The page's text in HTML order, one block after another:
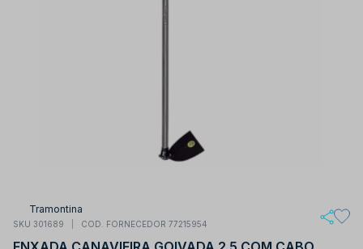
Tramontina
SKU 301689 COD. FORNECEDOR 77215954